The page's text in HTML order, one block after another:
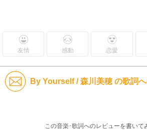
友情 感動 恋愛
By Yourself / 森川美穂 の歌詞
この音楽･歌詞へのレビューを書いて